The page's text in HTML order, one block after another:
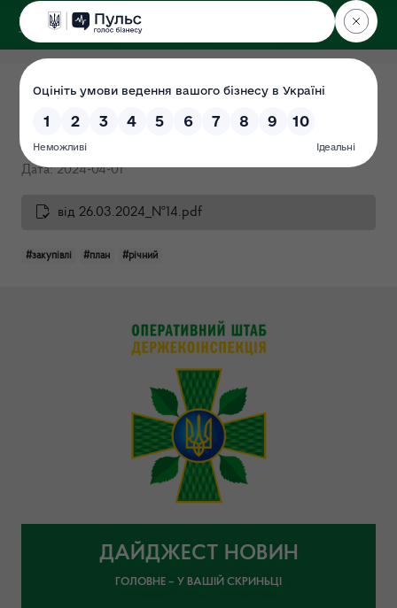
ДЕРЖЕКОІНСПЕКЦІЯ
Поліського округу
Річний план закупівель від
26.03.2024 №14
Дата: 2024-04-01
від 26.03.2024_№14.pdf
#закупівлі #план #річний
ДАЙДЖЕСТ НОВИН
ГОЛОВНЕ – У ВАШІЙ СКРИНЬЦІ